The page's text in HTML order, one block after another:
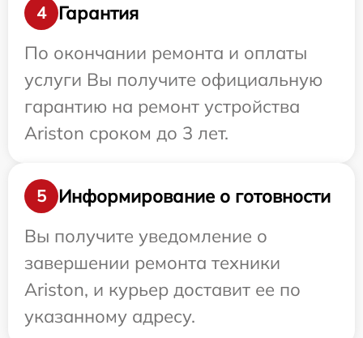
4
Гарантия
По окончании ремонта и оплаты
услуги Вы получите официальную
гарантию на ремонт устройства
Ariston сроком до 3 лет.
5
Информирование о готовности
Вы получите уведомление о
завершении ремонта техники
Ariston, и курьер доставит ее по
указанному адресу.